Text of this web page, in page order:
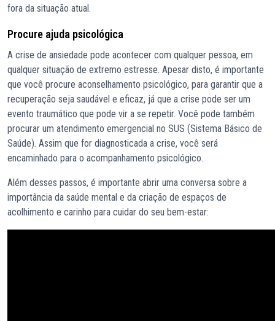
fora da situação atual.
Procure ajuda psicológica
A crise de ansiedade pode acontecer com qualquer pessoa, em
qualquer situação de extremo estresse. Apesar disto, é importante
que você procure aconselhamento psicológico, para garantir que a
recuperação seja saudável e eficaz, já que a crise pode ser um
evento traumático que pode vir a se repetir. Você pode também
procurar um atendimento emergencial no SUS (Sistema Básico de
Saúde). Assim que for diagnosticada a crise, você será
encaminhado para o acompanhamento psicológico.
Além desses passos, é importante abrir uma conversa sobre a
importância da saúde mental e da criação de espaços de
acolhimento e carinho para cuidar do seu bem-estar: